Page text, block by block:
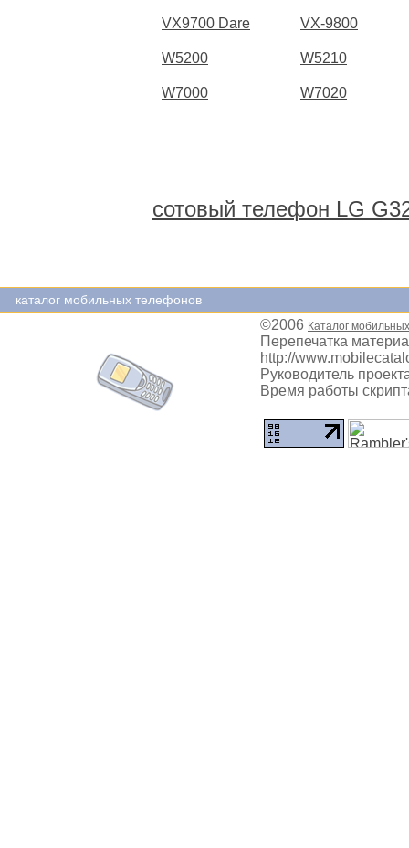
VX9700 Dare VX-9800
W5200 W5210
W7000 W7020
сотовый телефон LG
каталог мобильных телефонов
©2006 Каталог
Перепечатка
http://
Руководитель
Время работы